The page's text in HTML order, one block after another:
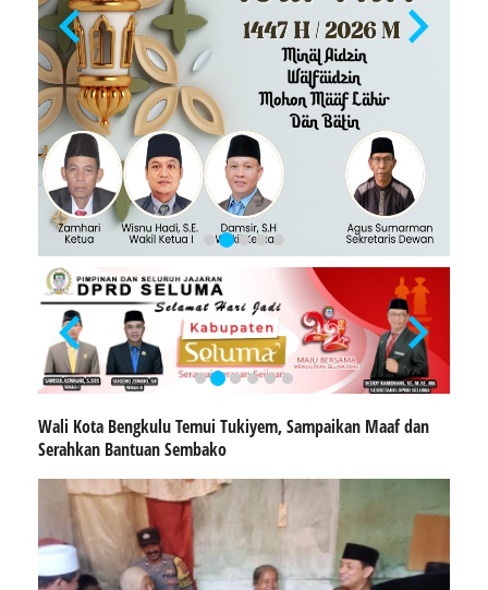
Wali Kota Bengkulu Temui Tukiyem, Sampaikan Maaf dan
Serahkan Bantuan Sembako